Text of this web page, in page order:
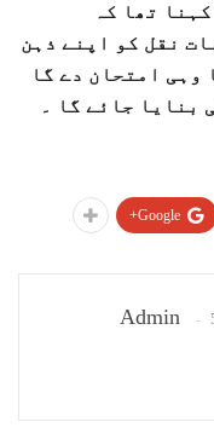
تھا کہ
نقل کو اپنے ذہن
وہی امتحان دے گا
بنایا جائے گا ۔
Google+
Admin